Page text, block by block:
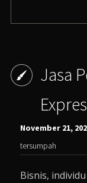
Jasa
November 21,
tersumpah
Bisnis,